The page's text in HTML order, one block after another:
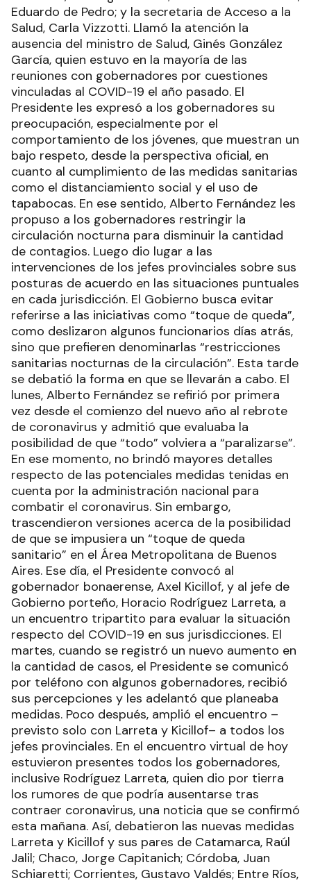
Eduardo de Pedro; y la secretaria de Acceso a la
Salud, Carla Vizzotti. Llamó la atención la
ausencia del ministro de Salud, Ginés González
García, quien estuvo en la mayoría de las
reuniones con gobernadores por cuestiones
vinculadas al COVID-19 el año pasado. El
Presidente les expresó a los gobernadores su
preocupación, especialmente por el
comportamiento de los jóvenes, que muestran un
bajo respeto, desde la perspectiva oficial, en
cuanto al cumplimiento de las medidas sanitarias
como el distanciamiento social y el uso de
tapabocas. En ese sentido, Alberto Fernández les
propuso a los gobernadores restringir la
circulación nocturna para disminuir la cantidad
de contagios. Luego dio lugar a las
intervenciones de los jefes provinciales sobre sus
posturas de acuerdo en las situaciones puntuales
en cada jurisdicción. El Gobierno busca evitar
referirse a las iniciativas como “toque de queda”,
como deslizaron algunos funcionarios días atrás,
sino que prefieren denominarlas “restricciones
sanitarias nocturnas de la circulación”. Esta tarde
se debatió la forma en que se llevarán a cabo. El
lunes, Alberto Fernández se refirió por primera
vez desde el comienzo del nuevo año al rebrote
de coronavirus y admitió que evaluaba la
posibilidad de que “todo” volviera a “paralizarse”.
En ese momento, no brindó mayores detalles
respecto de las potenciales medidas tenidas en
cuenta por la administración nacional para
combatir el coronavirus. Sin embargo,
trascendieron versiones acerca de la posibilidad
de que se impusiera un “toque de queda
sanitario” en el Área Metropolitana de Buenos
Aires. Ese día, el Presidente convocó al
gobernador bonaerense, Axel Kicillof, y al jefe de
Gobierno porteño, Horacio Rodríguez Larreta, a
un encuentro tripartito para evaluar la situación
respecto del COVID-19 en sus jurisdicciones. El
martes, cuando se registró un nuevo aumento en
la cantidad de casos, el Presidente se comunicó
por teléfono con algunos gobernadores, recibió
sus percepciones y les adelantó que planeaba
medidas. Poco después, amplió el encuentro –
previsto solo con Larreta y Kicillof– a todos los
jefes provinciales. En el encuentro virtual de hoy
estuvieron presentes todos los gobernadores,
inclusive Rodríguez Larreta, quien dio por tierra
los rumores de que podría ausentarse tras
contraer coronavirus, una noticia que se confirmó
esta mañana. Así, debatieron las nuevas medidas
Larreta y Kicillof y sus pares de Catamarca, Raúl
Jalil; Chaco, Jorge Capitanich; Córdoba, Juan
Schiaretti; Corrientes, Gustavo Valdés; Entre Ríos,